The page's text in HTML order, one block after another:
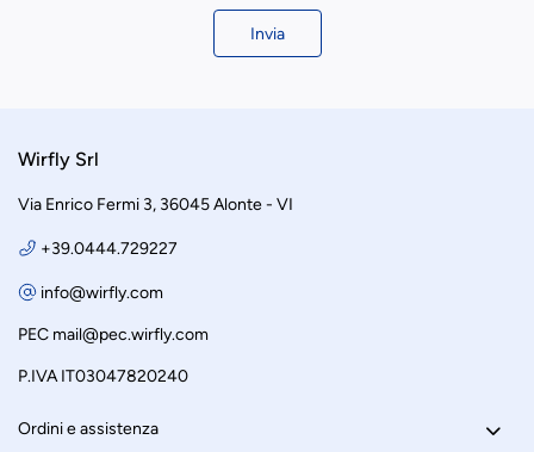
Invia
Wirfly Srl
Via Enrico Fermi 3, 36045 Alonte - VI
+39.0444.729227
info@wirfly.com
PEC mail@pec.wirfly.com
P.IVA IT03047820240
Ordini e assistenza